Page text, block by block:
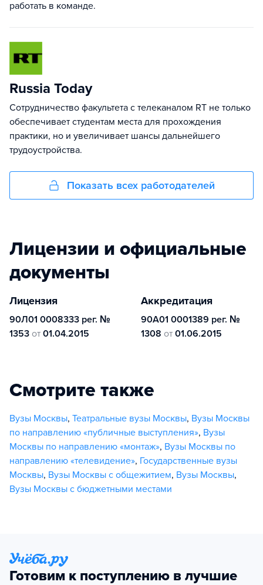
работать в команде.
Russia Today
Сотрудничество факультета с телеканалом RT не только
обеспечивает студентам места для прохождения
практики, но и увеличивает шансы дальнейшего
трудоустройства.
Показать всех работодателей
Лицензии и официальные
документы
Лицензия
90Л01 0008333 рег. №
1353 от 01.04.2015
Аккредитация
90А01 0001389 рег. №
1308 от 01.06.2015
Смотрите также
Вузы Москвы, Театральные вузы Москвы, Вузы Москвы
по направлению «публичные выступления», Вузы
Москвы по направлению «монтаж», Вузы Москвы по
направлению «телевидение», Государственные вузы
Москвы, Вузы Москвы с общежитием, Вузы Москвы,
Вузы Москвы с бюджетными местами
Готовим к поступлению в лучшие